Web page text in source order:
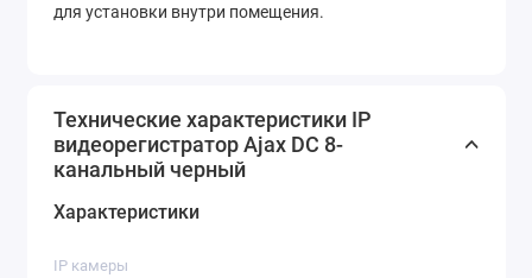
для установки внутри помещения.
Технические характеристики IP
видеорегистратор Ajax DC 8-
канальный черный
Характеристики
IP камеры